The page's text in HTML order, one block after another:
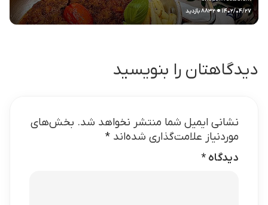
۱۴۰۲/۰۴/۲۷.۸۸۳۲ بازدید
دیدگاهتان را بنویسید
نشانی ایمیل شما منتشر نخواهد شد. بخش‌های
موردنیاز علامت‌گذاری شده‌اند *
دیدگاه *